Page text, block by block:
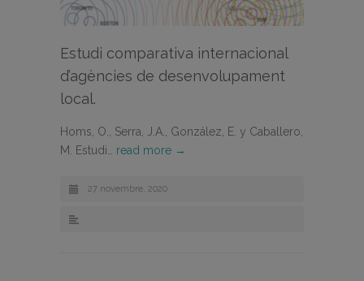
Estudi comparativa internacional
d’agències de desenvolupament
local.
Homs, O., Serra, J.A., González, E. y Caballero,
M. Estudi… read more →
27 novembre, 2020